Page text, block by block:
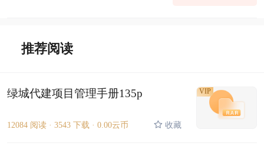
推荐阅读
绿城代建项目管理手册135p
12084 阅读 · 3543 下载 · 0.00云币 收藏
VIP